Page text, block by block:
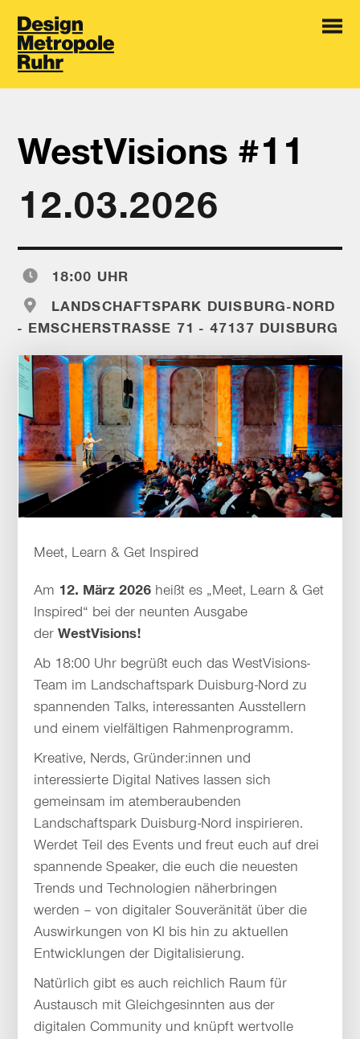
WestVisions #11
12.03.2026
18:00 UHR
LANDSCHAFTSPARK DUISBURG-NORD
- EMSCHERSTRASSE 71 - 47137 DUISBURG
Meet, Learn & Get Inspired
Am 12. März 2026 heißt es „Meet, Learn & Get
Inspired“ bei der neunten Ausgabe
derWestVisions!
Ab 18:00 Uhr begrüßt euch das WestVisions-
Team im Landschaftspark Duisburg-Nord zu
spannenden Talks, interessanten Ausstellern
und einem vielfältigen Rahmenprogramm.
Kreative, Nerds, Gründer:innen und
interessierte Digital Natives lassen sich
gemeinsam im atemberaubenden
Landschaftspark Duisburg-Nord inspirieren.
Werdet Teil des Events und freut euch auf drei
spannende Speaker, die euch die neuesten
Trends und Technologien näherbringen
werden – von digitaler Souveränität über die
Auswirkungen von KI bis hin zu aktuellen
Entwicklungen der Digitalisierung.
Natürlich gibt es auch reichlich Raum für
Austausch mit Gleichgesinnten aus der
digitalen Community und knüpft wertvolle